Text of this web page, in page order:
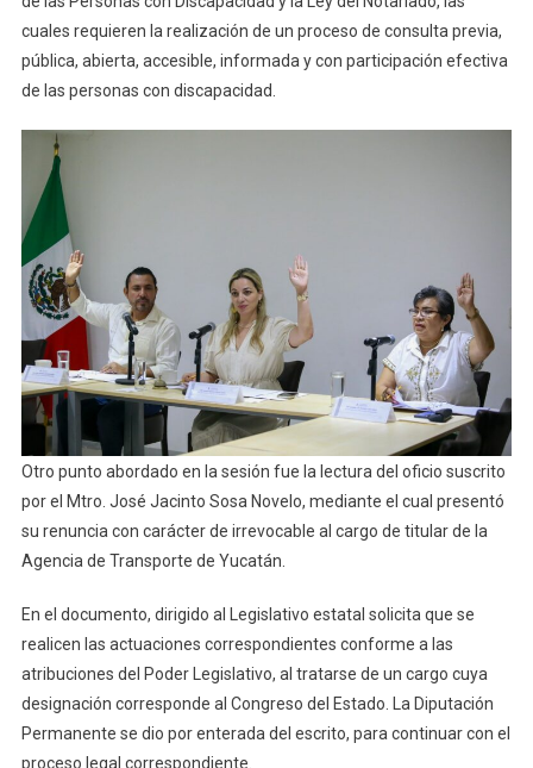
cuales requieren la realización de un proceso de consulta previa,
pública, abierta, accesible, informada y con participación efectiva
de las personas con discapacidad.
Otro punto abordado en la sesión fue la lectura del oficio suscrito
por el Mtro. José Jacinto Sosa Novelo, mediante el cual presentó
su renuncia con carácter de irrevocable al cargo de titular de la
Agencia de Transporte de Yucatán.
En el documento, dirigido al Legislativo estatal solicita que se
realicen las actuaciones correspondientes conforme a las
atribuciones del Poder Legislativo, al tratarse de un cargo cuya
designación corresponde al Congreso del Estado. La Diputación
Permanente se dio por enterada del escrito, para continuar con el
proceso legal correspondiente.